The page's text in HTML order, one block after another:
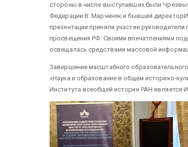
стороны в числе выступавших были
Федерации В. Марчиняк и бывший
презентации приняли участие
просвещения РФ. Своими впечатлениями
освещалась средствами массовой
Завершение масштабного
«Наука и образование в общем историко-
Института всеобщей истории РАН является